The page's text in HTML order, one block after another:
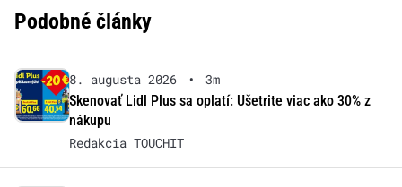
Podobné články
8. augusta 2026 •
3m
Skenovať Lidl Plus sa oplatí: Ušetrite viac ako 30% z
nákupu
Redakcia TOUCHIT